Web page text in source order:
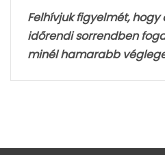
Felhívjuk figyelmét, hogy
időrendi sorrendben
minél hamarabb